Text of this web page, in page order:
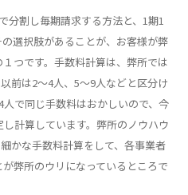
分割し毎期請求する方法と、1期1
選択肢があることが、お客様が弊
つです。手数料計算は、弊所では
前は2〜4人、5〜9人などと区分け
で同じ手数料はおかしいので、今
計算しています。弊所のノウハウ
かな手数料計算をして、各事業者
弊所のウリになっているところで